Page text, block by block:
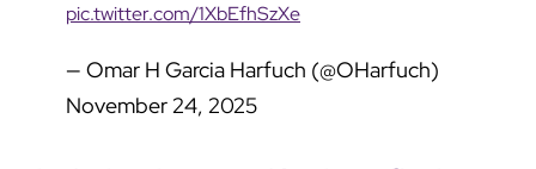
pic.twitter.com/1XbEfhSzXe
— Omar H Garcia Harfuch (@OHarfuch)
November 24, 2025